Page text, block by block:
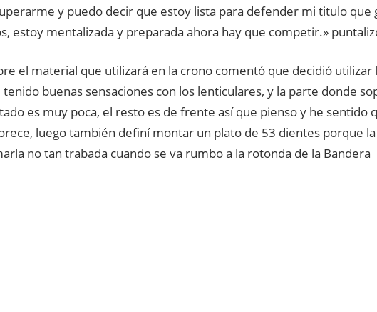
y puedo decir que estoy lista para defender mi titulo que
estoy mentalizada y preparada ahora hay que competir.»
el material que utilizará en la crono comentó que decidió utilizar
tenido buenas sensaciones con los lenticulares, y la parte donde
es muy poca, el resto es de frente así que pienso y he sentido
luego también definí montar un plato de 53 dientes porque
no tan trabada cuando se va rumbo a la rotonda de la Bandera